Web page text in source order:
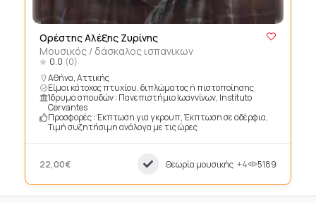
Ορέστης Αλέξης Ζυρίνης
Μουσικός / δάσκαλος ισπανικων
0.0 (0)
Αθήνα, Αττικής
Είμαι κάτοχος πτυχίου, διπλώματος ή πιστοποίησης
Ίδρυμα σπουδών : Πανεπιστήμιο Ιωαννίνων, Instituto
Cervantes
Προσφορές : Έκπτωση για γκρουπ, Έκπτωση σε αδέρφια,
Τιμή συζητήσιμη ανάλογα με τις ώρες
22,00€ Θεωρία μουσικής +4 5189